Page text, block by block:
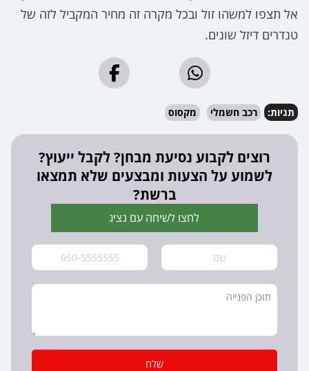
אל תצפו למשהו זול ובכל מקרה זה מחיר המקביל לזה של
טנדרים דיזל שונים.
תגיות: רכב חשמלי מקסוס
רוצים לקבוע נסיעת מבחן? לקבל ייעוץ?
לשמוע על הצעות ומבצעים שלא תמצאו
ברשת?
לחצו לשיחה עם נציג
שלח